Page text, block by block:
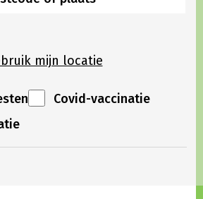
mijn locatie
Covid-vaccinatie